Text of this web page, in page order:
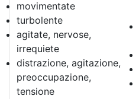
movimentate
turbolente
agitate, nervose,
irrequiete
distrazione, agitazione,
preoccupazione,
tensione